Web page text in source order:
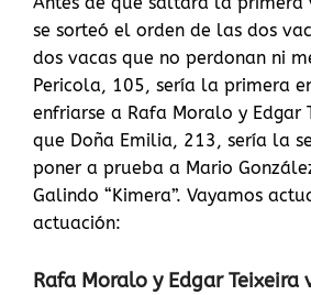
se sorteó el orden de las dos
dos vacas que no perdonan ni
Pericola, 105, sería la primera
enfriarse a Rafa Moralo y Edgar
que Doña Emilia, 213, sería la
poner a prueba a Mario
Galindo “Kimera”. Vayamos
actuación:
Rafa Moralo y Edgar Teixeira